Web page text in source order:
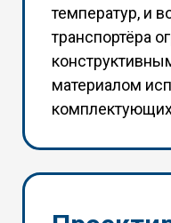
температур, и
транспортёра
материалом